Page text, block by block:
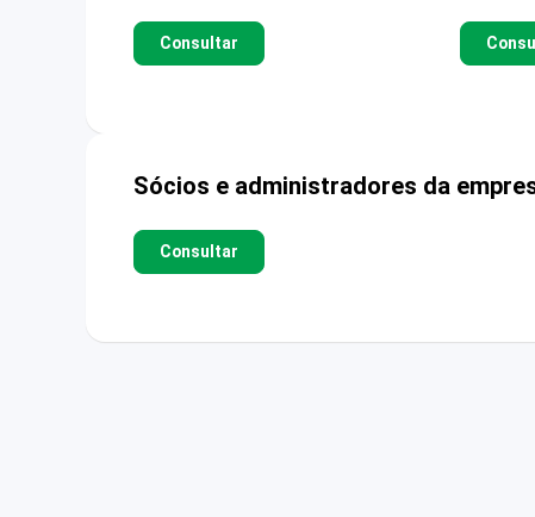
Consultar
Sócios e administradores da
Consultar